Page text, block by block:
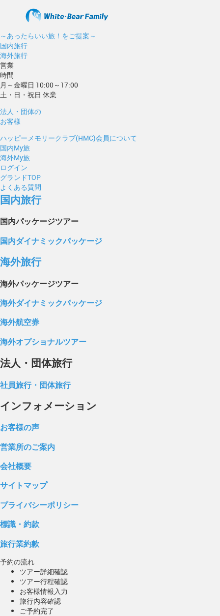
～あったらいい旅！をご提案～
国内旅行
海外旅行
営業
時間
月～金曜日 10:00～17:00
土・日・祝日 休業
法人・団体の
お客様
ハッピーメモリークラブ(HMC)会員について
国内My旅
海外My旅
ログイン
グランドTOP
よくある質問
国内旅行
国内パッケージツアー
国内ダイナミックパッケージ
海外旅行
海外パッケージツアー
海外ダイナミックパッケージ
海外航空券
海外オプショナルツアー
法人・団体旅行
社員旅行・団体旅行
インフォメーション
お客様の声
営業所のご案内
会社概要
サイトマップ
プライバシーポリシー
標識・約款
旅行業約款
予約の流れ
ツアー詳細確認
ツアー行程確認
お客様情報入力
旅行内容確認
ご予約完了